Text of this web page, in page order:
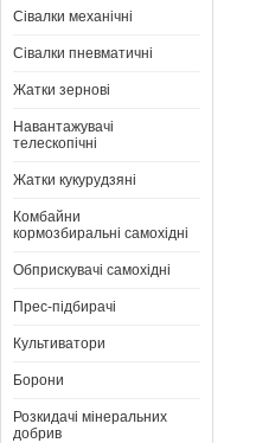
Сівалки механічні
Сівалки пневматичні
Жатки зернові
Навантажувачі
телескопічні
Жатки кукурудзяні
Комбайни
кормозбиральні самохідні
Обприскувачі самохідні
Прес-підбирачі
Культиватори
Борони
Розкидачі мінеральних
добрив